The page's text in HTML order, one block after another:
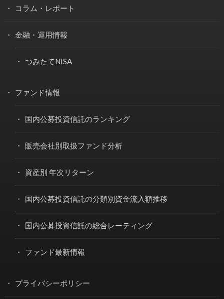
コラム・レポート
金融・運用情報
つみたてNISA
ファンド情報
国内公募投資信託のランキング
販売会社別取扱ファンド分析
資産別 年次リターン
国内公募投資信託の分類別資金流入額推移
国内公募投資信託の総合レーティング
ファンド最新情報
プライバシーポリシー